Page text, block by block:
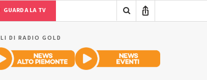
GUARDA LA TV
DI RADIO GOLD